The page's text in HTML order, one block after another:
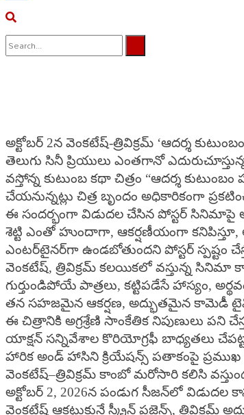
Share
అక్టోబర్ 2న వెంకటేష్-త్రివిక్రమ్ ‘ఆదర్శ
తెలుగు సినీ ప్రియులు ఎంతగానో
వస్తోన్న కుటుంబ కథా చిత్రం “ఆదర్శ
చేయనున్నట్లు చిత్ర బృందం అధికారికంగా
ఈ సందర్భంగా విడుదల చేసిన పోస్టర్
శెట్టి ఎంతో హుందాగా, ఆకర్షణీయంగా
ఎంటర్‌టైనర్‌గా ఉండబోతుందని పోస్టర్ స్పష్టం
వెంకటేష్, త్రివిక్రమ్‌ కలయికలో వస్తున్న సినిమా
గుర్తుండిపోయే పాత్రలు, కట్టిపడేసే హాస్యం,
తన సహజమైన ఆకర్షణ, అద్భుతమైన కామెడీ
ఈ చిత్రానికి అగ్రశ్రేణి సాంకేతిక నిపుణులు పని
యాక్షన్ సన్నివేశాల కొరియోగ్రఫీ బాధ్యతలు
హారిక అండ్ హాసిని క్రియేషన్స్ పతాకంపై ప్రముఖ
వెంకటేష్–త్రివిక్రమ్ కాంబో మరోసారి కలిసి
అక్టోబర్ 2, 2026న పండుగ సీజన్‌లో విడుదల
వెంకటేష్‌ ఆకట్టుకునే స్క్రీన్ ప్రజెన్స్,